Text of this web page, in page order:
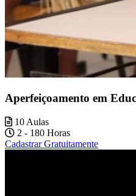
Aperfeiçoamento em
10 Aulas
2 - 180 Horas
Cadastrar Gratuitamente